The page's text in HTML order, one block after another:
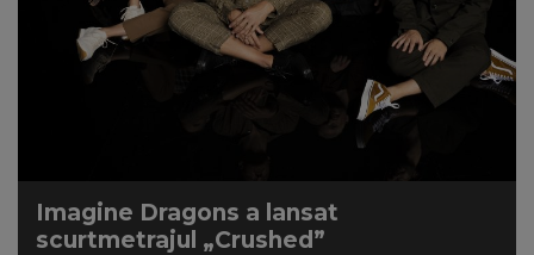
Imagine Dragons a lansat
scurtmetrajul „Crushed”